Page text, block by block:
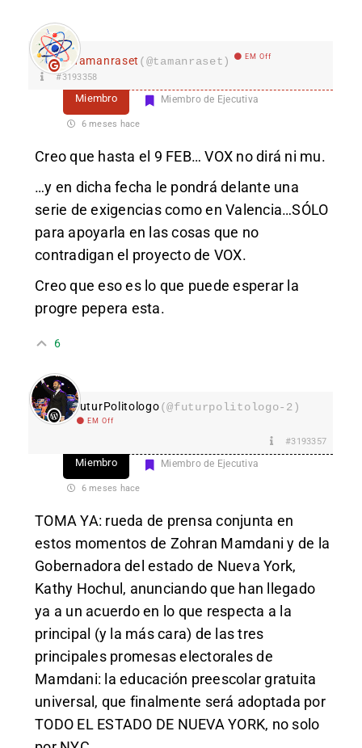
Tamanraset (@tamanraset) EM Off
#3193358
Miembro Miembro de Ejecutiva
6 meses hace
Creo que hasta el 9 FEB… VOX no dirá ni mu.
…y en dicha fecha le pondrá delante una
serie de exigencias como en Valencia…SÓLO
para apoyarla en las cosas que no
contradigan el proyecto de VOX.
Creo que eso es lo que puede esperar la
progre pepera esta.
6
FuturPolitologo(@futurpolitologo-2)
EM Off
#3193357
Miembro Miembro de Ejecutiva
6 meses hace
TOMA YA: rueda de prensa conjunta en
estos momentos de Zohran Mamdani y de la
Gobernadora del estado de Nueva York,
Kathy Hochul, anunciando que han llegado
ya a un acuerdo en lo que respecta a la
principal (y la más cara) de las tres
principales promesas electorales de
Mamdani: la educación preescolar gratuita
universal, que finalmente será adoptada por
TODO EL ESTADO DE NUEVA YORK, no solo